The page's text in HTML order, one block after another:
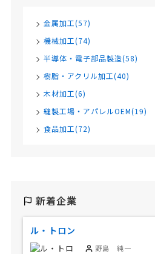
金属加工(57)
機械加工(74)
半導体・電子部品製造(58)
樹脂・アクリル加工(40)
木材加工(6)
縫製工場・アパレルOEM(19)
食品加工(72)
新着企業
ル・トロン
野島 純一